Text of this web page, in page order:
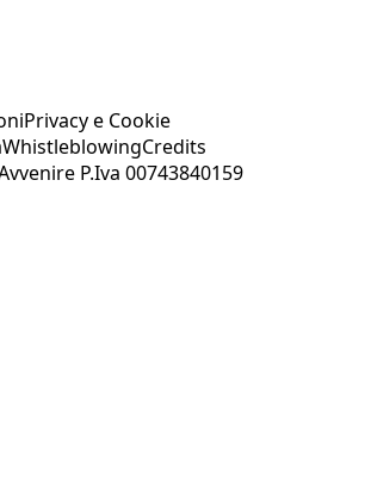
Privacy e Cookie
WhistleblowingCredits
P.Iva 00743840159